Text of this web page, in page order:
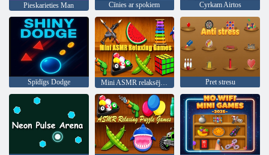
Pieskarieties Man Cīnies ar spokiem Cyrkam Airtos
Spīdīgs Dodge Mini ASMR relaksējošas spēles Pret stresu